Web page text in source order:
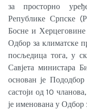
за просторно
Републике Српске
Босне и Херцеговине
Одбор за климатске
посљедица тога, у
Савјета министара
основан је
састоји од 10
је именована у Одбор